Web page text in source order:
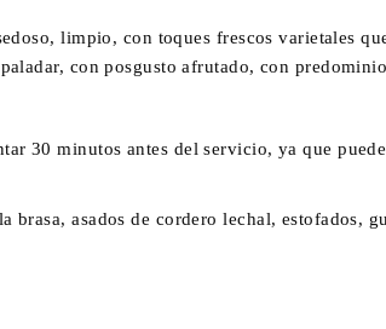
limpio, con toques frescos varietales
con posgusto afrutado, con
30 minutos antes del servicio, ya que
brasa, asados de cordero lechal, estofados,